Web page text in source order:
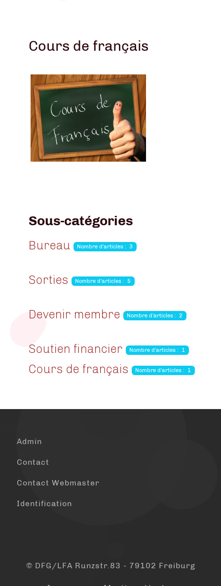
Cours de français
Sous-catégories
Bureau Nombre d'articles : 3
Sorties Nombre d'articles : 5
Devenir membre Nombre d'articles : 2
Soutien financier Nombre d'articles : 1
Cours de français Nombre d'articles : 1
Admin
Contact
Contact Webmaster
Identification
© DFG/LFA Runzstr.83 - 79102 Freiburg